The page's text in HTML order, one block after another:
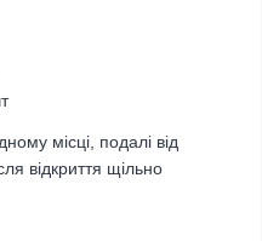
місці, подалі від
відкриття щільно